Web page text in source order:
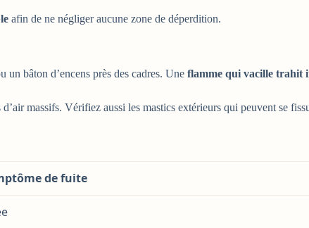
afin de ne négliger aucune zone de déperdition.
bâton d’encens près des cadres. Une flamme qui vacille trahit
massifs. Vérifiez aussi les mastics extérieurs qui peuvent se
de fuite